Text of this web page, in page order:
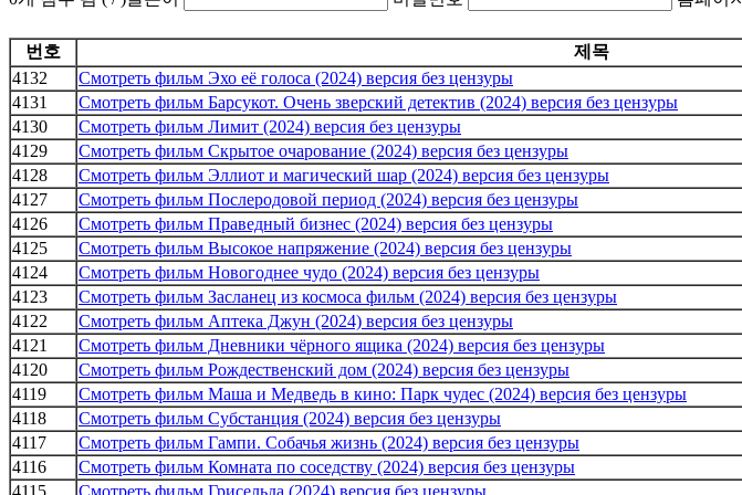
번호 제목
4132
Смотреть фильм Эхо её голоса (2024) версия без цензуры
4131
Смотреть фильм Барсукот. Очень зверский детектив (2024) версия без цензуры
4130
Смотреть фильм Лимит (2024) версия без цензуры
4129
Смотреть фильм Скрытое очарование (2024) версия без цензуры
4128
Смотреть фильм Эллиот и магический шар (2024) версия без цензуры
4127
Смотреть фильм Послеродовой период (2024) версия без цензуры
4126
Смотреть фильм Праведный бизнес (2024) версия без цензуры
4125
Смотреть фильм Высокое напряжение (2024) версия без цензуры
4124
Смотреть фильм Новогоднее чудо (2024) версия без цензуры
4123
Смотреть фильм Засланец из космоса фильм (2024) версия без цензуры
4122
Смотреть фильм Аптека Джун (2024) версия без цензуры
4121
Смотреть фильм Дневники чёрного ящика (2024) версия без цензуры
4120
Смотреть фильм Рождественский дом (2024) версия без цензуры
4119
Смотреть фильм Маша и Медведь в кино: Парк чудес (2024) версия без цензуры
4118
Смотреть фильм Субстанция (2024) версия без цензуры
4117
Смотреть фильм Гампи. Собачья жизнь (2024) версия без цензуры
4116
Смотреть фильм Комната по соседству (2024) версия без цензуры
4115
Смотреть фильм Грисельда (2024) версия без цензуры